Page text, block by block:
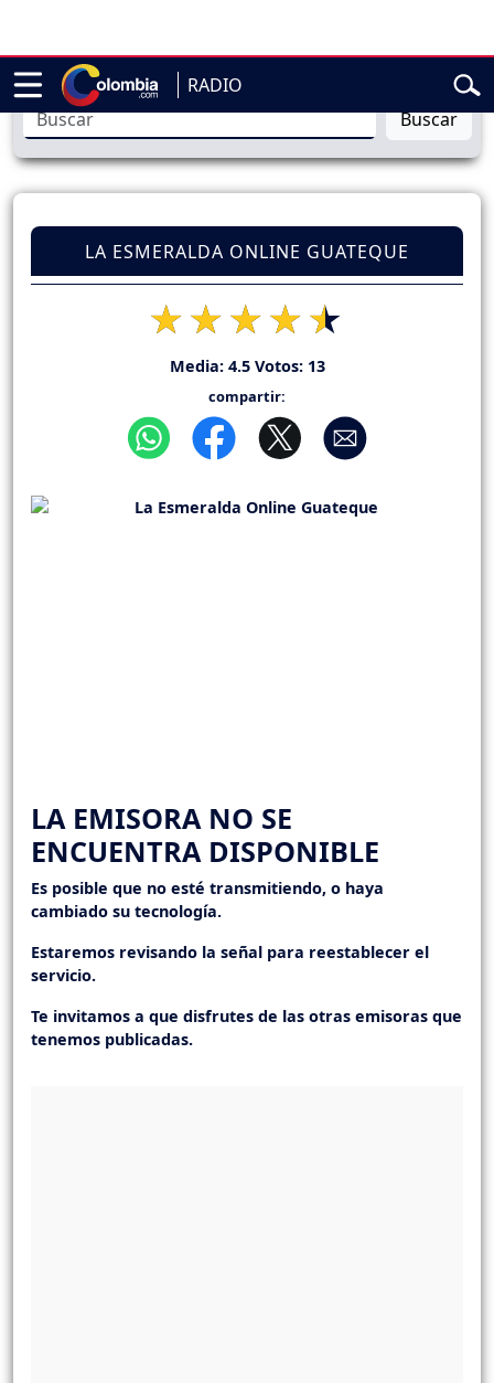
RADIO
de Abelardo de la Espriella
Buscar
LA ESMERALDA ONLINE GUATEQUE
Media: 4.5Votos: 13
compartir:
LA EMISORA NO SE
ENCUENTRA DISPONIBLE
Es posible que no esté transmitiendo, o haya
cambiado su tecnología.
Estaremos revisando la señal para reestablecer el
servicio.
Te invitamos a que disfrutes de las otras emisoras que
tenemos publicadas.